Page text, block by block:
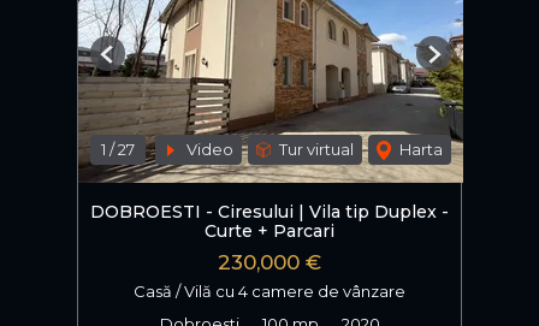
1 /27 Video Tur virtual Harta
Previous Next
DOBROESTI - Ciresului | Vila tip Duplex -
Curte + Parcari
230,000 €
Casă / Vilă cu 4 camere de vânzare